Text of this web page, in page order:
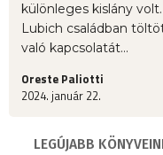
különleges kislány
Lubich családban
való kapcsolatát...
Oreste Paliotti
2024. január 22.
LEGÚJABB